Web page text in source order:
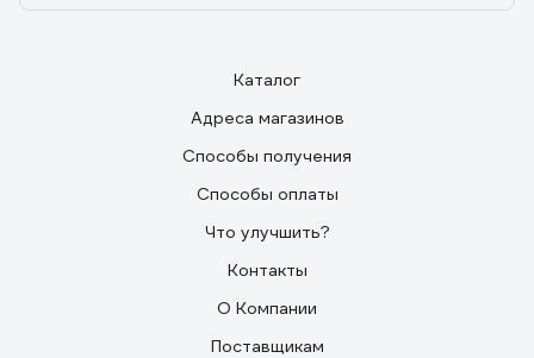
Каталог
Адреса магазинов
Способы получения
Способы оплаты
Что улучшить?
Контакты
О Компании
Поставщикам